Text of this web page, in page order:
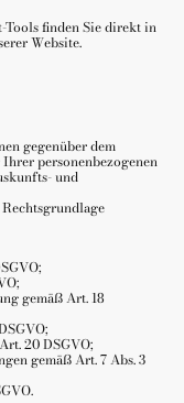
finden Sie direkt in
Website.
gegenüber dem
personenbezogenen
und
gemäß Art. 18
20 DSGVO;
gemäß Art. 7 Abs. 3